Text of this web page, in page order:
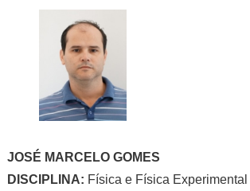
JOSÉ MARCELO GOMES
DISCIPLINA: Física e Física Experimental